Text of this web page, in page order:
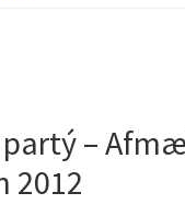
partý –
2012